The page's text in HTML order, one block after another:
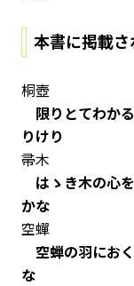
本書に掲載
桐壺
限りとてわか
りけり
帚木
はゝき木の心
かな
空蟬
空蝉の羽にお
な